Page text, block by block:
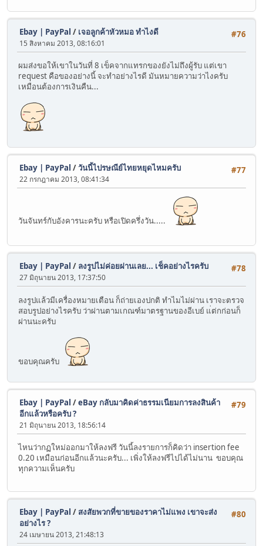
#76
Ebay | PayPal / เจอลูกค้าหัวหมอ ทำไงดี
15 สิงหาคม 2013, 08:16:01
ผมส่งขอให้เขาในวันที่ 8 เข็คจากแทรกของยังไม่ถึงผู้รับ แต่เขา
request คือของอย่างนี้ จะทำอย่างไรดี มันหมายความว่าไงครับ
เหมือนต้องการเงินคืน...
#77
Ebay | PayPal /วันนี้ไปรษณีย์ไทยหยุดไหมครับ
22 กรกฎาคม 2013, 08:41:34
วันจันทร์กับอังคารนะครับ หรือเปิดครึ่งวัน.....
#78
Ebay | PayPal / ลงรูปไม่ค่อยผ่านเลย... เช็คอย่างไรครับ
27 มิถุนายน 2013, 17:37:50
ลงรูปแล้วมีเครื่องหมายเตือน ก็ถ่ายเองปกติ ทำไมไม่ผ่าน เราจะตรวจ
สอบรูปอย่างไรครับ ว่าผ่านตามเกณฑ์มาตรฐานของอีเบย์ แ่ต่กก่อนก็
ผ่านนะครับ
ขอบคุณครับ
#79
Ebay | PayPal /eBay กลับมาคิดค่าธรรมเนียมการลงสินค้า
อีกแล้วหรือครับ ?
21 มิถุนายน 2013, 18:56:14
ไหนว่ากฏใหม่ออกมาให้ลงฟรี วันนี้ลงรายการก็คิดว่า insertion fee
0.20 เหมือนก่อนอีกแล้วนะครับ... เพิ่งให้ลงฟรีไปได้ไม่นาน ขอบคุณ
ทุกความเห็นครับ
#80
Ebay | PayPal / สงสัยพวกที่ขายของราคาไม่แพง เขาจะส่ง
อย่างไร ?
24 เมษายน 2013, 21:48:13